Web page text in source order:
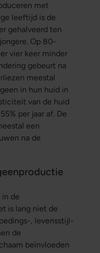
met
leeftijd is de
gehalveerd ten
Op 80-
vier keer minder
gebeurt na
meestal
in hun huid in
van de huid
per jaar af. De
een
na de
de
is lang niet de
, levensstijl-
de
beïnvloeden